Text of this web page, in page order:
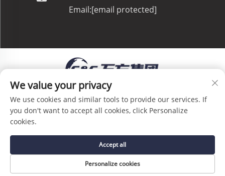
Email:[email protected]
Hak Cipta © C&C GLOBAL Logistics Co., Limited. Hak
Cipta Dilindungi Undang-Undang - Kebijakan Privasi
HALAMAN UTAMA LAYANAN SUREL TEL
We value your privacy
We use cookies and similar tools to provide our services. If
you don't want to accept all cookies, click Personalize
cookies.
Personalize cookies
Accept all